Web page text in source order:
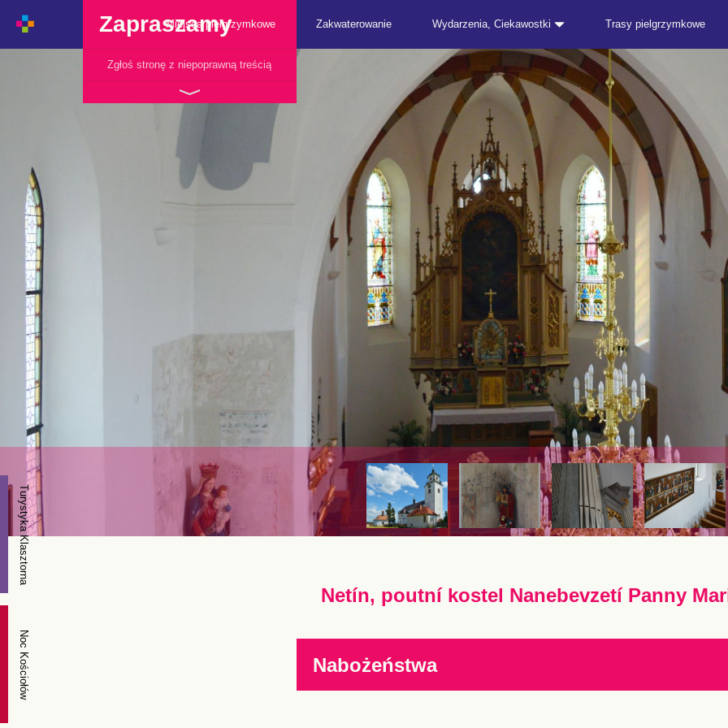
Zapraszamy
Zgłoś stronę z niepoprawną treścią
Miejsca pielgrzymkowe Zakwaterowanie Wydarzenia, Ciekawostki Trasy pielgrzymkowe
Netín, poutní kostel Nanebevzetí Panny
Nabożeństwa
Turystyka Klasztorna
Noc Kościołów